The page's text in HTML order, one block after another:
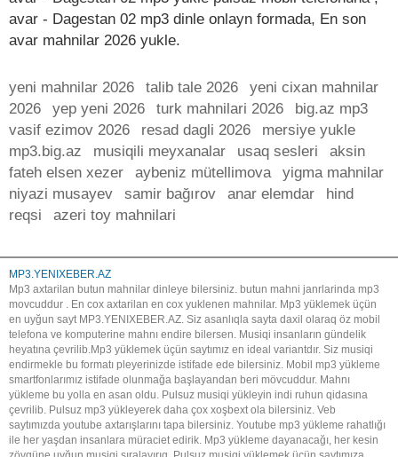
avar - Dagestan 02 mp3 dinle onlayn formada, En son
avar mahnilar 2026 yukle.
yeni mahnilar 2026 talib tale 2026
yeni cixan mahnilar
2026
yep yeni 2026 turk mahnilari 2026
big.az mp3
vasif ezimov 2026
resad dagli 2026
mersiye yukle
mp3.big.az
musiqili meyxanalar usaq sesleri
aksin
fateh elsen xezer
aybeniz mütellimova
yigma mahnilar
niyazi musayev
samir bağırov anar elemdar
hind
reqsi
azeri toy mahnilari
MP3.YENIXEBER.AZ
Mp3 axtarilan butun mahnilar dinleye bilersiniz. butun mahni janrlarinda mp3
movcuddur . En cox axtarilan en cox yuklenen mahnilar. Mp3 yüklemek üçün
en uyğun sayt MP3.YENIXEBER.AZ. Siz asanlıqla sayta daxil olaraq öz mobil
telefona ve komputerine mahnı endire bilersen. Musiqi insanların gündelik
heyatına çevrilib.Mp3 yüklemek üçün saytımız en ideal variantdır. Siz musiqi
endirmekle bu formatı pleyerinizde istifade ede bilersiniz. Mobil mp3 yükleme
smartfonlarımız istifade olunmağa başlayandan beri mövcuddur. Mahnı
yükleme bu yolla en asan oldu. Pulsuz musiqi yükleyin indi ruhun qidasına
çevrilib. Pulsuz mp3 yükleyerek daha çox xoşbext ola bilersiniz. Veb
saytımızda youtube axtarışlarını tapa bilersiniz. Youtube mp3 yükleme rahatlığı
ile her yaşdan insanlara müraciet edirik. Mp3 yükleme dayanacağı, her kesin